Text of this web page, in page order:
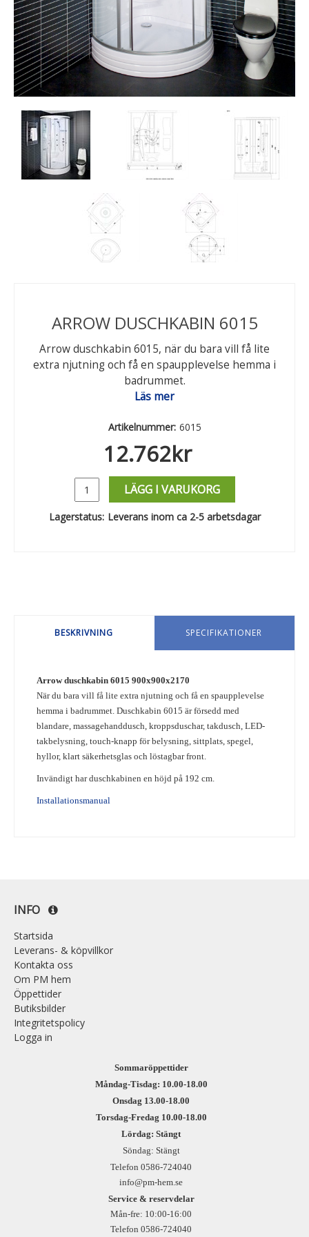
ARROW DUSCHKABIN 6015
Arrow duschkabin 6015, när du bara vill få lite
extra njutning och få en spaupplevelse hemma i
badrummet.
Läs mer
Artikelnummer: 6015
12.762kr
LÄGG I VARUKORG
Lagerstatus: Leverans inom ca 2-5 arbetsdagar
BESKRIVNING SPECIFIKATIONER
Arrow duschkabin 6015 900x900x2170
När du bara vill få lite extra njutning och få en spaupplevelse
hemma i badrummet. Duschkabin 6015 är försedd med
blandare, massagehanddusch, kroppsduschar, takdusch, LED-
takbelysning, touch-knapp för belysning, sittplats, spegel,
hyllor, klart säkerhetsglas och löstagbar front.
Invändigt har duschkabinen en höjd på 192 cm.
Installationsmanual
INFO
Startsida
Leverans- & köpvillkor
Kontakta oss
Om PM hem
Öppettider
Butiksbilder
Integritetspolicy
Logga in
Sommaröppettider
Måndag-Tisdag: 10.00-18.00
Onsdag 13.00-18.00
Torsdag-Fredag 10.00-18.00
Lördag: Stängt
Söndag: Stängt
Telefon 0586-724040
info@pm-hem.se
Service & reservdelar
Mån-fre: 10:00-16:00
Telefon 0586-724040